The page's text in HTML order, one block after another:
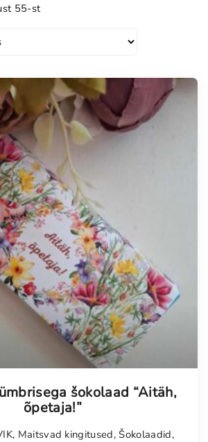
55-st
šokolaad “Aitäh,
õpetaja!”
, Maitsvad kingitused,Šokolaadid,